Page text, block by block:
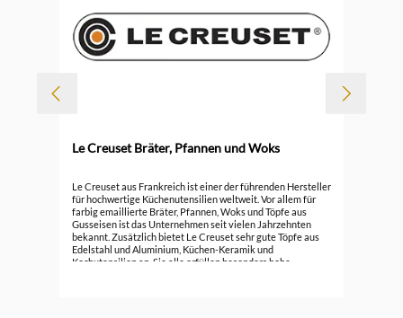
Le Creuset Bräter, Pfannen und Woks
Le Creuset aus Frankreich ist einer der führenden Hersteller
für hochwertige Küchenutensilien weltweit. Vor allem für
farbig emaillierte Bräter, Pfannen, Woks und Töpfe aus
Gusseisen ist das Unternehmen seit vielen Jahrzehnten
bekannt. Zusätzlich bietet Le Creuset sehr gute Töpfe aus
Edelstahl und Aluminium, Küchen-Keramik und
Kochutensilien an. Sie alle erfüllen besonders hohe